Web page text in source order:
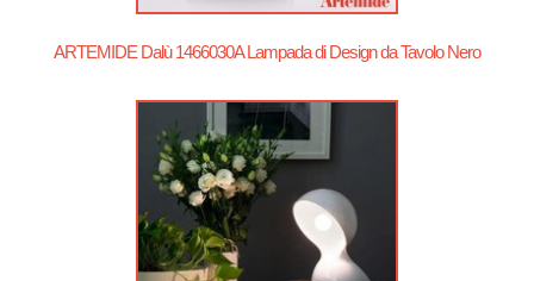
ARTEMIDE Dalù 1466030A Lampada di Design da Tavolo Nero